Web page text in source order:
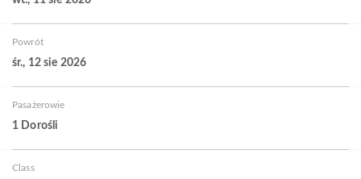
Powrót
śr., 12 sie 2026
Pasażerowie
1 Dorośli
Class